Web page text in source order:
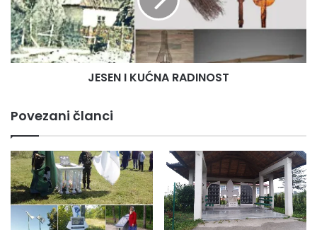
JESEN I KUĆNA RADINOST
Povezani članci